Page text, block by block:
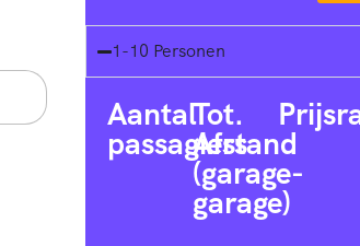
1-10 Personen
Aantal
passagiers
Tot.
Afstand
(garage-
garage)